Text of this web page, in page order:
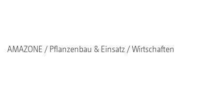
AMAZONE Pflanzenbau & Einsatz Wirtschaften